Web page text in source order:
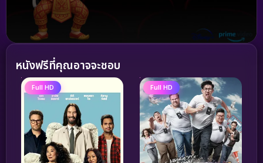
หนังฟรีที่คุณอาจจะชอบ
Full HD Full HD